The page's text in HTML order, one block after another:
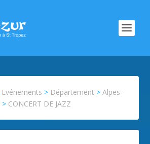
Evénements > Département >Alpes-
> CONCERT DE JAZZ